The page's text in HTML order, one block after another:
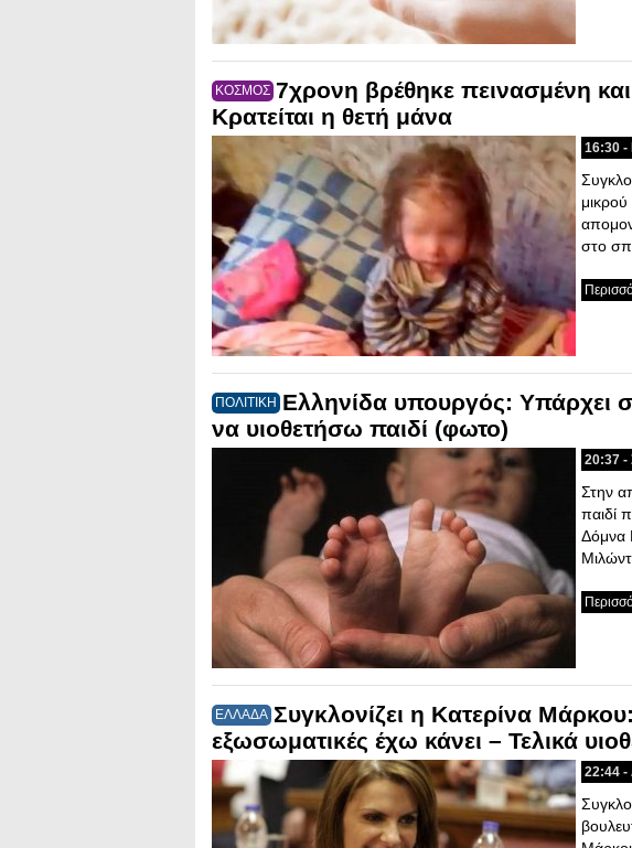
ΚΟΣΜΟΣ 7χρονη βρέθηκε πεινασμένη
Κρατείται η θετή μάνα
16:30 -
στο
ΠΟΛΙΤΙΚΗ Ελληνίδα υπουργός: Υπάρχει
να υιοθετήσω παιδί (φωτο)
20:37 -
Στην
παιδί
Δόμνα
ΕΛΛΑΔΑ Συγκλονίζει η Κατερίνα
εξωσωματικές έχω κάνει – Τελικά
22:44 -